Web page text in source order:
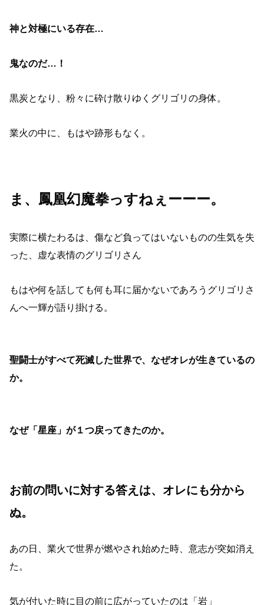
神と対極にいる存在…
鬼なのだ…！
黒炭となり、粉々に砕け散りゆくグリゴリの身体。
業火の中に、もはや跡形もなく。
ま、鳳凰幻魔拳っすねぇーーー。
実際に横たわるは、傷など負ってはいないものの生気を失
った、虚な表情のグリゴリさん
もはや何を話しても何も耳に届かないであろうグリゴリさ
んへ一輝が語り掛ける。
聖闘士がすべて死滅した世界で、なぜオレが生きているの
か。
なぜ「星座」が１つ戻ってきたのか。
お前の問いに対する答えは、オレにも分から
ぬ。
あの日、業火で世界が燃やされ始めた時、意志が突如消え
た。
気が付いた時に目の前に広がっていたのは「岩」